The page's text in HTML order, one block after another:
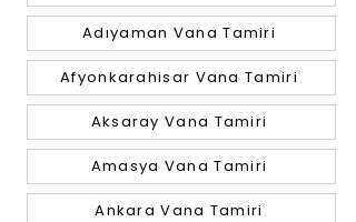
Adıyaman Vana Tamiri
Afyonkarahisar Vana Tamiri
Aksaray Vana Tamiri
Amasya Vana Tamiri
Ankara Vana Tamiri